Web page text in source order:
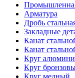
Арматура
Дробь
Закладные
Канат
Канат
Круг
Круг
Круг медный